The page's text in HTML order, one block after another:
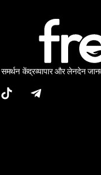
समर्थन केंद्रव्यापार और लेनदेन